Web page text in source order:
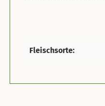
Fleischsorte: